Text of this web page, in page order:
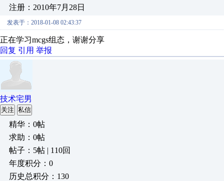
注册：2010年7月28日
发表于：2018-01-08 02:43:37
正在学习mcgs组态，谢谢分享
回复 引用 举报
技术宅男
关注 私信
精华：0帖
求助：0帖
帖子：5帖 | 110回
年度积分：0
历史总积分：130